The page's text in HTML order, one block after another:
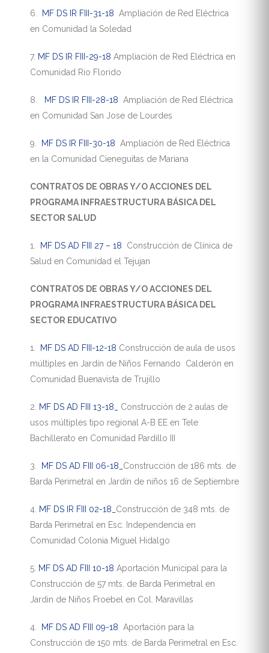
6. MF DS IR FIII-31-18 Ampliación de Red Eléctrica
en Comunidad la Soledad
7. MF DS IR FIII-29-18 Ampliación de Red Eléctrica en
Comunidad Rio Florido
8. MF DS IR FIII-28-18 Ampliación de Red Eléctrica
en Comunidad San Jose de Lourdes
9. MF DS IR FIII-30-18 Ampliación de Red Eléctrica
en la Comunidad Cieneguitas de Mariana
CONTRATOS DE OBRAS Y/O ACCIONES DEL
PROGRAMA INFRAESTRUCTURA BÁSICA DEL
SECTOR SALUD
1. MF DS AD FIII 27 – 18
Construcción de Clínica de
Salud en Comunidad el Tejujan
CONTRATOS DE OBRAS Y/O ACCIONES DEL
PROGRAMA INFRAESTRUCTURA BÁSICA DEL
SECTOR EDUCATIVO
1. MF DS AD FIII-12-18 Construcción de aula de usos
múltiples en Jardín de Niños Fernando Calderón en
Comunidad Buenavista de Trujillo
2. MF DS AD FIII 13-18_
Construcción de 2 aulas de
usos múltiples tipo regional A-B EE en Tele
Bachillerato en Comunidad Pardillo III
3. MF DS AD FIII 06-18_ Construcción de 186 mts. de
Barda Perimetral en Jardín de niños 16 de Septiembre
4. MF DS IR FIII 02-18_ Construcción de 348 mts. de
Barda Perimetral en Esc. Independencia en
Comunidad Colonia Miguel Hidalgo
5. MF DS AD FIII 10-18 Aportación Municipal para la
Construcción de 57 mts. de Barda Perimetral en
Jardin de Niños Froebel en Col. Maravillas
4. MF DS AD FIII 09-18 Aportación para la
Construcción de 150 mts. de Barda Perimetral en Esc.